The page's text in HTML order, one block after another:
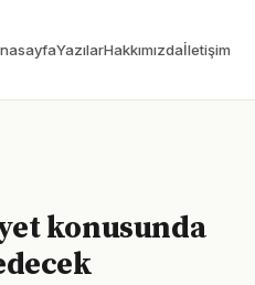
YazılarHakkımızdaİletişim
konusunda